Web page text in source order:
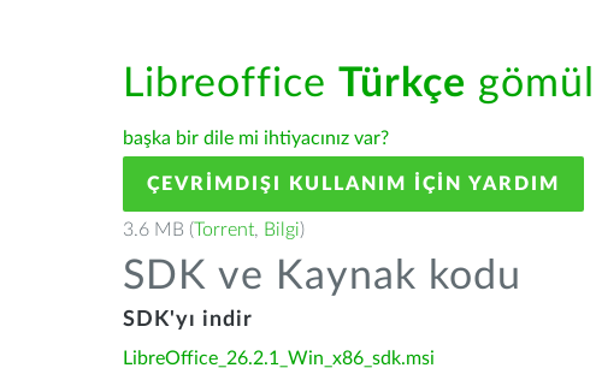
Libreoffice Türkçe
başka bir dile mi ihtiyacınız var?
ÇEVRIMDIŞI KULLANIM IÇIN YARDIM
3.6 MB (Torrent, Bilgi)
SDK ve Kaynak kodu
SDK'yı indir
LibreOffice_26.2.1_Win_x86_sdk.msi